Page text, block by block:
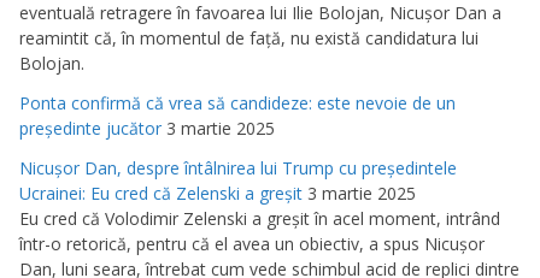
eventuală retragere în favoarea lui Ilie Bolojan, Nicuşor Dan a
reamintit că, în momentul de faţă, nu există candidatura lui
Bolojan.
Ponta confirmă că vrea să candideze: este nevoie de un
preşedinte jucător 3 martie 2025
Nicuşor Dan, despre întâlnirea lui Trump cu preşedintele
Ucrainei: Eu cred că Zelenski a greşit 3 martie 2025
Eu cred că Volodimir Zelenski a greşit în acel moment, intrând
într-o retorică, pentru că el avea un obiectiv, a spus Nicuşor
Dan, luni seara, întrebat cum vede schimbul acid de replici dintre